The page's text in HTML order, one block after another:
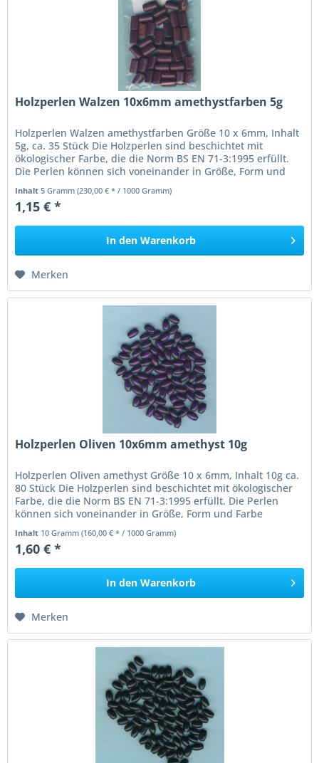
Holzperlen Walzen 10x6mm amethystfarben 5g
Holzperlen Walzen amethystfarben Größe 10 x 6mm, Inhalt
5g, ca. 35 Stück Die Holzperlen sind beschichtet mit
ökologischer Farbe, die die Norm BS EN 71-3:1995 erfüllt.
Die Perlen können sich voneinander in Größe, Form und
Inhalt 5 Gramm(230,00 € * / 1000 Gramm)
1,15 € *
In den Warenkorb
Merken
Holzperlen Oliven 10x6mm amethyst 10g
Holzperlen Oliven amethyst Größe 10 x 6mm, Inhalt 10g ca.
80 Stück Die Holzperlen sind beschichtet mit ökologischer
Farbe, die die Norm BS EN 71-3:1995 erfüllt. Die Perlen
können sich voneinander in Größe, Form und Farbe
Inhalt 10 Gramm(160,00 € * / 1000 Gramm)
1,60 € *
In den Warenkorb
Merken